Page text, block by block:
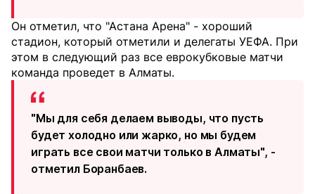
Он отметил, что "Астана Арена" - хороший
стадион, который отметили и делегаты УЕФА. При
этом в следующий раз все еврокубковые матчи
команда проведет в Алматы.
"Мы для себя делаем выводы, что пусть
будет холодно или жарко, но мы будем
играть все свои матчи только в Алматы", -
отметил Боранбаев.